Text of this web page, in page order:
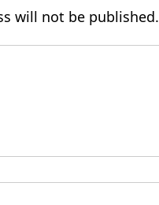
will not be published.